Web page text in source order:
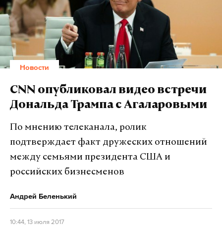
Новости
CNN опубликовал видео встречи
Дональда Трампа с Агаларовыми
По мнению телеканала, ролик
подтверждает факт дружеских отношений
между семьями президента США и
российских бизнесменов
Андрей Беленький
10:44, 13 июля 2017